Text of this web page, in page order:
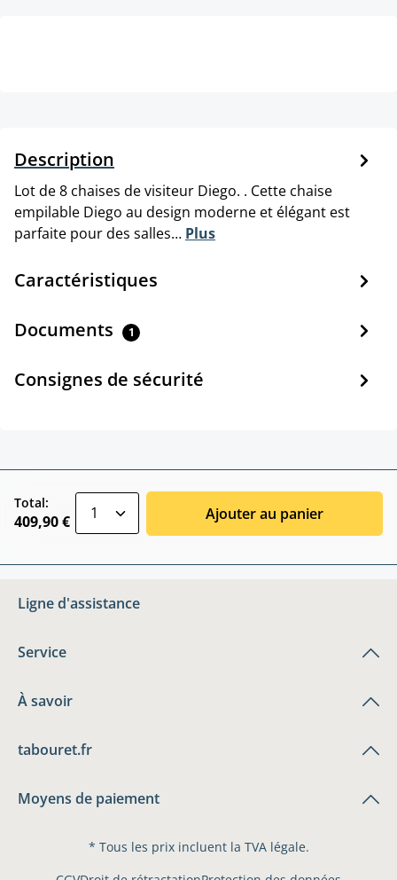
Description
Lot de 8 chaises de visiteur Diego. . Cette chaise
empilable Diego au design moderne et élégant est
parfaite pour des salles… Plus
Caractéristiques
Documents 1
Consignes de sécurité
Total:
409,90 € Ajouter au panier
Ligne d'assistance
Service
À savoir
tabouret.fr
Moyens de paiement
* Tous les prix incluent la TVA légale.